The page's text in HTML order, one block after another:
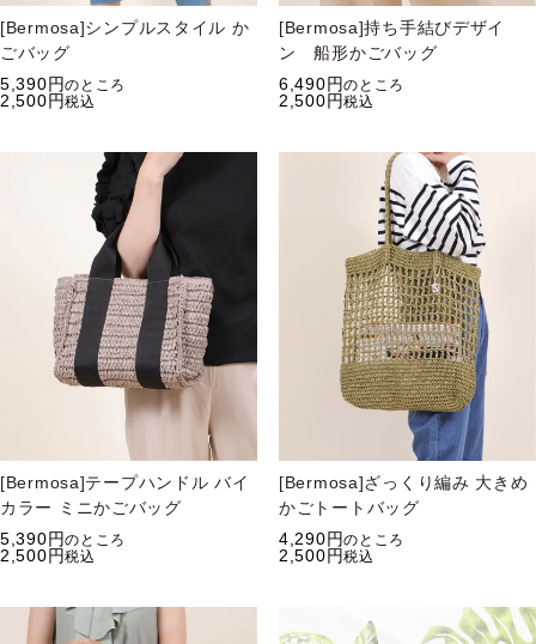
[Bermosa]シンプルスタイル か
ごバッグ
5,390
のところ
2,500 税込
[Bermosa]持ち手結びデザイ
ン 船形かごバッグ
6,490
のところ
2,500 税込
[Bermosa]テープハンドル バイ
カラー ミニかごバッグ
5,390
のところ
2,500 税込
[Bermosa]ざっくり編み 大きめ
かごトートバッグ
4,290
のところ
2,500 税込